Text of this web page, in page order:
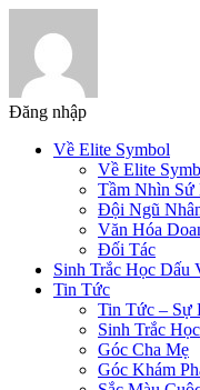
Đăng nhập
Về Elite Symbol
Về Elite
Tầm Nhìn Sứ
Đội Ngũ
Văn Hóa
Đối Tác
Sinh Trắc Học Dấu
Tin Tức
Tin Tức – Sự
Sinh Trắc Học
Góc Cha Mẹ
Góc Khám